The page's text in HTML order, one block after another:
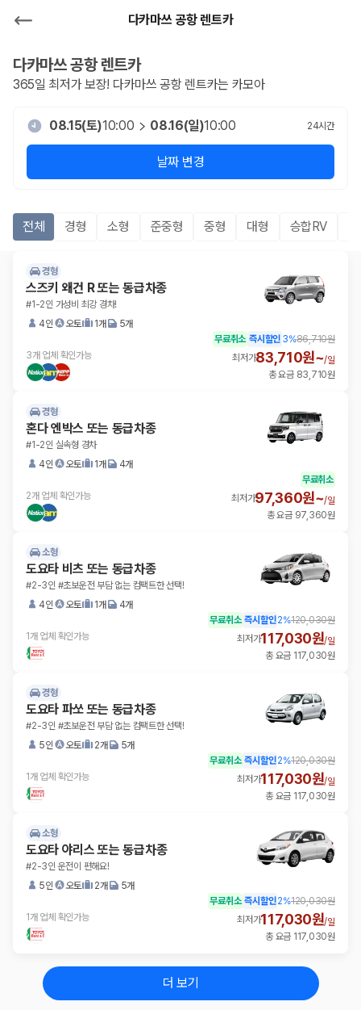
다카마쓰 공항 렌트카
다카마쓰 공항렌트카
365일 최저가 보장! 다카마쓰 공항 렌트카는 카모아
08.15(토)10:00 08.16(일)10:00 24시간
날짜 변경
전체 경형 소형 준중형 중형 대형 승합RV
경형
스즈키 왜건 R 또는 동급차종
#1-2인 가성비 최강 경차!
4인
오토 1개 5개
3개 업체 확인가능
무료취소 즉시할인 3%86,710원
최저가83,710원~/일
총 요금 83,710원
경형
혼다 엔박스 또는 동급차종
#1-2인 실속형 경차
4인
오토 1개 4개
2개 업체 확인가능
무료취소
최저가97,360원~/일
총 요금 97,360원
소형
도요타 비츠 또는 동급차종
#2-3인 #초보운전 부담 없는 컴팩트한 선택!
4인
오토 1개 4개
1개 업체 확인가능
무료취소 즉시할인2%120,030원
최저가117,030원/일
총 요금 117,030원
경형
도요타 파쏘 또는 동급차종
#2-3인 #초보운전 부담 없는 컴팩트한 선택!
5인
오토 2개 5개
1개 업체 확인가능
무료취소 즉시할인2%120,030원
최저가117,030원/일
총 요금 117,030원
소형
도요타 야리스 또는 동급차종
#2-3인 운전이 편해요!
5인
오토 2개 5개
1개 업체 확인가능
무료취소 즉시할인2%120,030원
최저가117,030원/일
총 요금 117,030원
더 보기